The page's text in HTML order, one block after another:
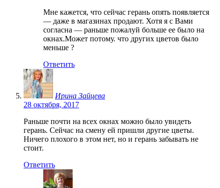
Мне кажется, что сейчас герань опять появляется
— даже в магазинах продают. Хотя я с Вами
согласна — раньше пожалуй больше ее было на
окнах.Может потому. что других цветов было
меньше ?
Ответить
Ирина Зайцева
28 октября, 2017
Раньше почти на всех окнах можно было увидеть
герань. Сейчас на смену ей пришли другие цветы.
Ничего плохого в этом нет, но и герань забывать не
стоит.
Ответить